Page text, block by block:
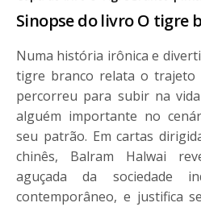
Sinopse do livro O tigre
Numa história irônica e
tigre branco relata o trajeto
percorreu para subir na
alguém importante no
seu patrão. Em cartas
chinês, Balram Halwai
aguçada da sociedade
contemporâneo, e justifica